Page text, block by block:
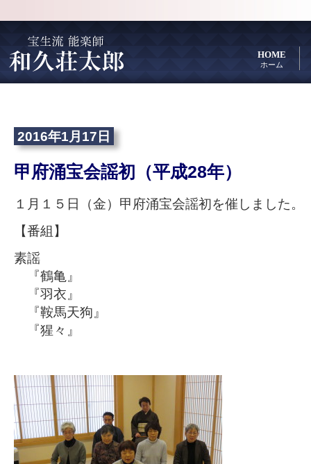
HOME
ホーム
2016年1月17日
甲府涌宝会謡初（平成28年）
１月１５日（金）甲府涌宝会謡初を催しました。
【番組】
素謡
『鶴亀』
『羽衣』
『鞍馬天狗』
『猩々』